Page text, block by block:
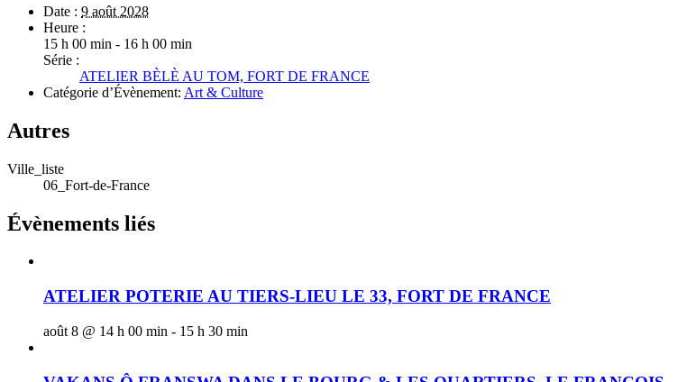
Date : 9 août 2028
Heure :
15 h 00 min - 16 h 00 min
Série :
ATELIER BÈLÈ AU TOM, FORT DE FRANCE
Catégorie d’Évènement: Art & Culture
Autres
Ville_liste
06_Fort-de-France
Évènements liés
ATELIER POTERIE AU TIERS-LIEU LE 33, FORT DE FRANCE
août 8 @ 14 h 00 min - 15 h 30 min